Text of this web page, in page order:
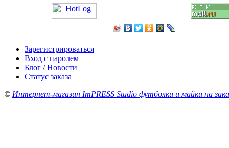
Зарегистрироваться
Вход с паролем
Блог / Новости
Статус заказа
© Интернет-магазин ImPRESS Studio футболки и майки на